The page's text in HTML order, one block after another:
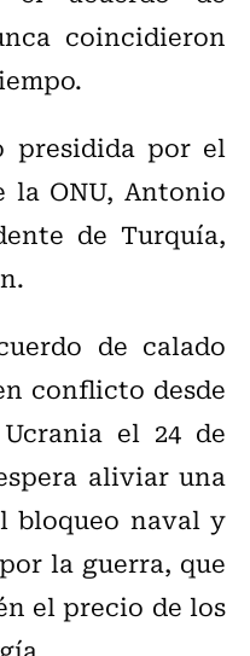
coincidieron
presidida por el
la ONU, Antonio
de Turquía,
de calado
conflicto desde
el 24 de
aliviar una
bloqueo naval y
la guerra, que
el precio de los